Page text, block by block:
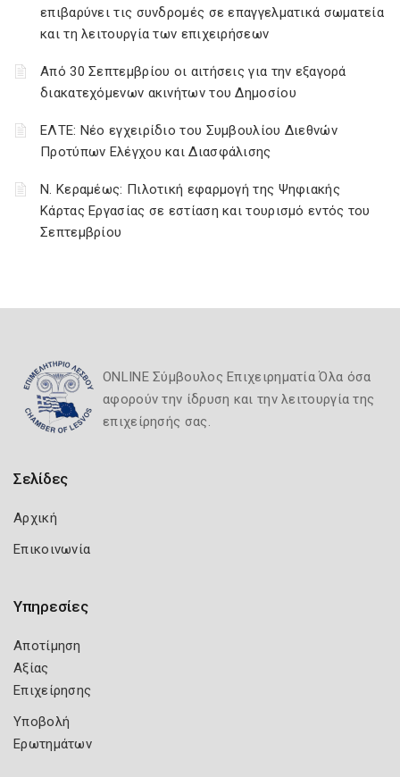
επιβαρύνει τις συνδρομές σε επαγγελματικά σωματεία
και τη λειτουργία των επιχειρήσεων
Από 30 Σεπτεμβρίου οι αιτήσεις για την εξαγορά
διακατεχόμενων ακινήτων του Δημοσίου
ΕΛΤΕ: Νέο εγχειρίδιο του Συμβουλίου Διεθνών
Προτύπων Ελέγχου και Διασφάλισης
Ν. Κεραμέως: Πιλοτική εφαρμογή της Ψηφιακής
Κάρτας Εργασίας σε εστίαση και τουρισμό εντός του
Σεπτεμβρίου
ONLINE Σύμβουλος Επιχειρηματία Όλα όσα
αφορούν την ίδρυση και την λειτουργία της
επιχείρησής σας.
Σελίδες
Αρχική
Επικοινωνία
Υπηρεσίες
Αποτίμηση
Αξίας
Επιχείρησης
Υποβολή
Ερωτημάτων